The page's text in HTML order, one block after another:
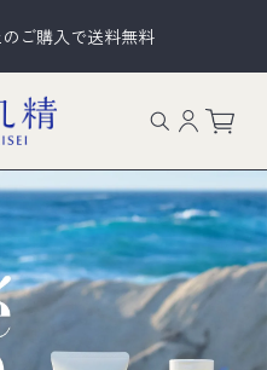
ご購入で送料無料